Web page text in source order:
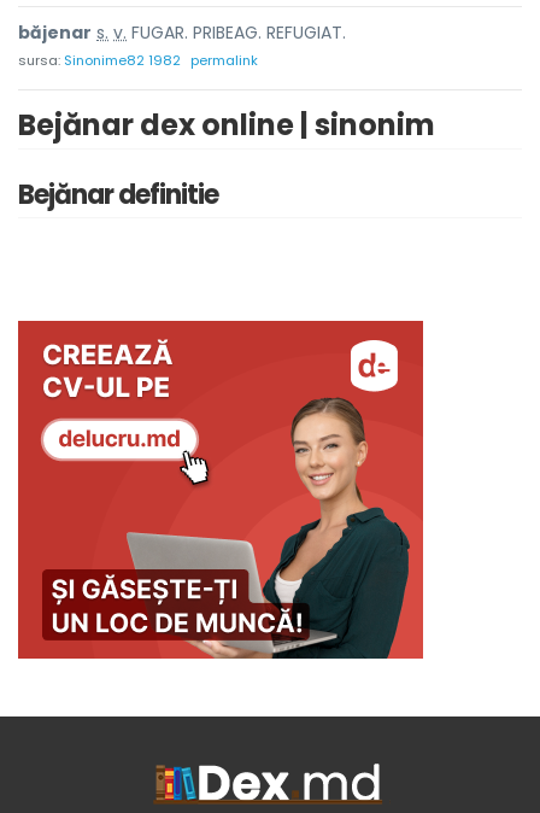
băjenar s. v. FUGAR. PRIBEAG. REFUGIAT.
sursa: Sinonime82 1982 permalink
Bejănar dex online | sinonim
Bejănar definitie